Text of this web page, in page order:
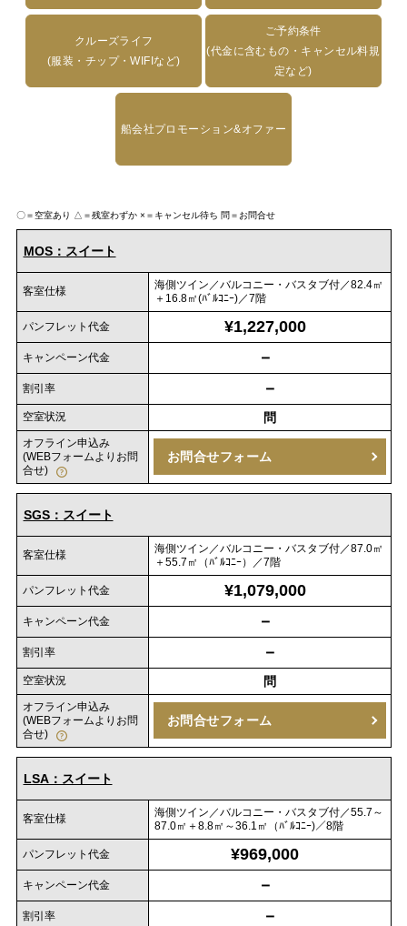
クルーズライフ
(服装・チップ・WIFIなど)
ご予約条件
(代金に含むもの・キャンセル料規
定など)
船会社プロモーション&オファー
〇＝空室あり △＝残室わずか ×＝キャンセル待ち 問＝お問合せ
MOS：スイート
客室仕様
海側ツイン／バルコニー・バスタブ付／82.4㎡
＋16.8㎡(ﾊﾞﾙｺﾆｰ)／7階
パンフレット代金 ¥1,227,000
キャンペーン代金 －
割引率 －
空室状況 問
オフライン申込み
(WEBフォームよりお問
合せ)
お問合せフォーム
SGS：スイート
客室仕様
海側ツイン／バルコニー・バスタブ付／87.0㎡
＋55.7㎡（ﾊﾞﾙｺﾆｰ）／7階
パンフレット代金 ¥1,079,000
キャンペーン代金 －
割引率 －
空室状況 問
オフライン申込み
(WEBフォームよりお問
合せ)
お問合せフォーム
LSA：スイート
客室仕様
海側ツイン／バルコニー・バスタブ付／55.7～
87.0㎡＋8.8㎡～36.1㎡（ﾊﾞﾙｺﾆｰ)／8階
パンフレット代金 ¥969,000
キャンペーン代金 －
割引率 －